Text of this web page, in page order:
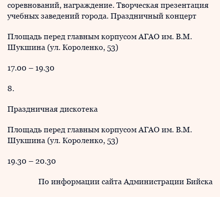
соревнований, награждение. Творческая презентация
учебных заведений города. Праздничный концерт
Площадь перед главным корпусом АГАО им. В.М.
Шукшина (ул. Короленко, 53)
17.00 – 19.30
8.
Праздничная дискотека
Площадь перед главным корпусом АГАО им. В.М.
Шукшина (ул. Короленко, 53)
19.30 – 20.30
По информации сайта Администрации Бийска